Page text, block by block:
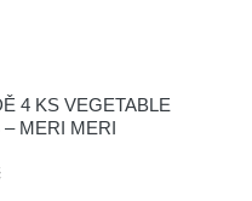
4 KS VEGETABLE
MERI MERI